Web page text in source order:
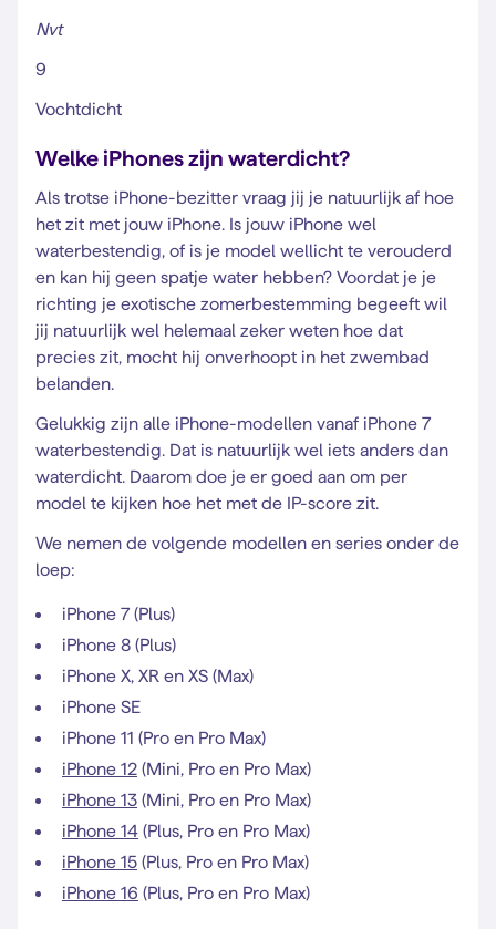
Nvt
9
Vochtdicht
Welke iPhones zijn waterdicht?
Als trotse iPhone-bezitter vraag jij je natuurlijk af hoe
het zit met jouw iPhone. Is jouw iPhone wel
waterbestendig, of is je model wellicht te verouderd
en kan hij geen spatje water hebben? Voordat je je
richting je exotische zomerbestemming begeeft wil
jij natuurlijk wel helemaal zeker weten hoe dat
precies zit, mocht hij onverhoopt in het zwembad
belanden.
Gelukkig zijn alle iPhone-modellen vanaf iPhone 7
waterbestendig. Dat is natuurlijk wel iets anders dan
waterdicht. Daarom doe je er goed aan om per
model te kijken hoe het met de IP-score zit.
We nemen de volgende modellen en series onder de
loep:
iPhone 7 (Plus)
iPhone 8 (Plus)
iPhone X, XR en XS (Max)
iPhone SE
iPhone 11 (Pro en Pro Max)
iPhone 12 (Mini, Pro en Pro Max)
iPhone 13 (Mini, Pro en Pro Max)
iPhone 14 (Plus, Pro en Pro Max)
iPhone 15 (Plus, Pro en Pro Max)
iPhone 16 (Plus, Pro en Pro Max)